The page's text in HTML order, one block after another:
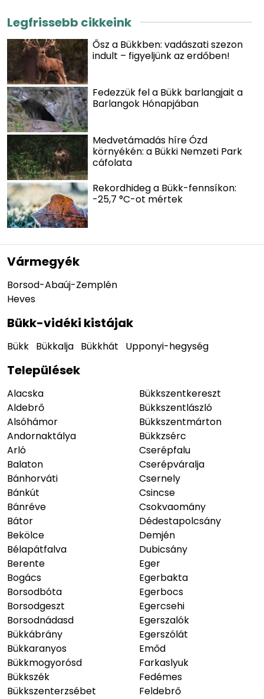
Legfrissebb cikkeink
Ősz a Bükkben: vadászati szezon
indult – figyeljünk az erdőben!
Fedezzük fel a Bükk barlangjait a
Barlangok Hónapjában
Medvetámadás híre Ózd
környékén: a Bükki Nemzeti Park
cáfolata
Rekordhideg a Bükk-fennsíkon:
-25,7 °C-ot mértek
Vármegyék
Borsod-Abaúj-Zemplén
Heves
Bükk-vidéki kistájak
Bükk Bükkalja Bükkhát Upponyi-hegység
Települések
Alacska
Aldebrő
Alsóhámor
Andornaktálya
Arló
Balaton
Bánhorváti
Bánkút
Bánréve
Bátor
Bekölce
Bélapátfalva
Berente
Bogács
Borsodbóta
Borsodgeszt
Borsodnádasd
Bükkábrány
Bükkaranyos
Bükkmogyorósd
Bükkszék
Bükkszenterzsébet
Bükkszentkereszt
Bükkszentlászló
Bükkszentmárton
Bükkzsérc
Cserépfalu
Cserépváralja
Csernely
Csincse
Csokvaomány
Dédestapolcsány
Demjén
Dubicsány
Eger
Egerbakta
Egerbocs
Egercsehi
Egerszalók
Egerszólát
Emőd
Farkaslyuk
Fedémes
Feldebrő